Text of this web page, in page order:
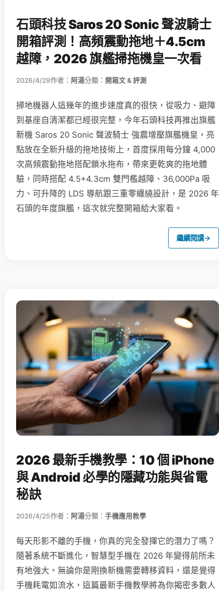
石頭科技 Saros 20 Sonic 聲波騎士
開箱評測！高頻震動拖地＋4.5cm
越障，2026 旗艦掃拖機皇一次看
2026/4/29作者： 阿湯分類： 開箱文 & 評測
掃地機器人這幾年的進步速度真的很快，從吸力、避障
到基座自清潔都已經很完整，今年石頭科技再推出旗艦
新機 Saros 20 Sonic 聲波騎士 強震增壓旗艦機皇，亮
點放在全新升級的拖地技術上，首度採用每分鐘 4,000
次高頻震動拖地搭配鎖水拖布，帶來更乾爽的拖地體
驗，同時搭配 4.5+4.3cm 雙門檻越障、36,000Pa 吸
力、可升降的 LDS 導航跟三重零纏繞設計，是 2026 年
石頭的年度旗艦，這次就完整開箱給大家看。
繼續閱讀→
2026 最新手機教學：10 個 iPhone
與 Android 必學的隱藏功能與省電
秘訣
2026/4/25作者： 阿湯分類： 手機應用教學
每天形影不離的手機，你真的完全發揮它的潛力了嗎？
隨著系統不斷進化，智慧型手機在 2026 年變得前所未
有地強大。無論你是剛換新機需要轉移資料，還是覺得
手機耗電如流水，這篇最新手機教學將為你揭密多數人